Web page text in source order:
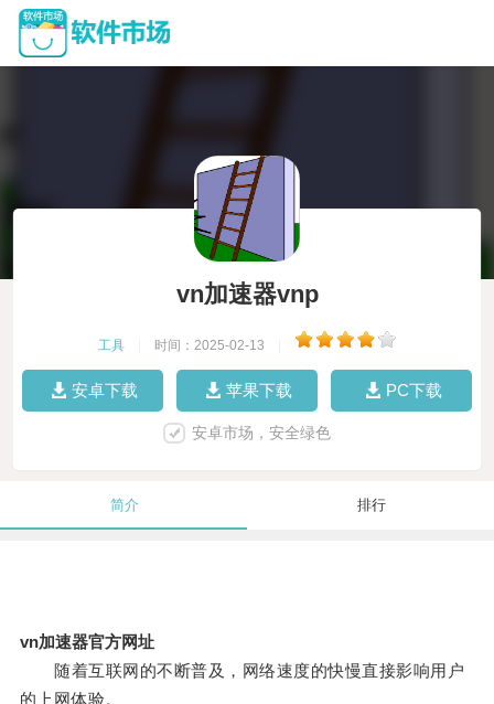
vn加速器vnp
工具 时间：2025-02-13
安卓下载 苹果下载 PC下载
安卓市场，安全绿色
简介 排行
vn加速器官方网址
随着互联网的不断普及，网络速度的快慢直接影响用户
的上网体验。